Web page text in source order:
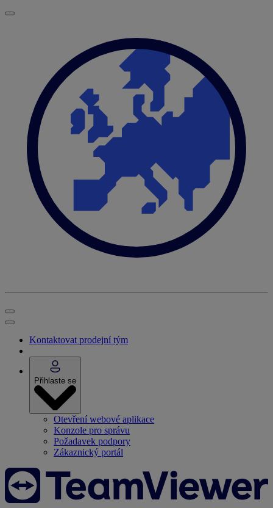
Kontaktovat prodejní tým
Přihlaste se
Otevření webové aplikace
Konzole pro správu
Požadavek podpory
Zákaznický portál